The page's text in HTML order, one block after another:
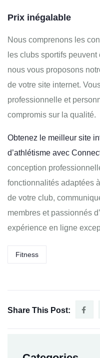
Prix inégalable
Nous comprenons les
les clubs sportifs peuvent
nous vous proposons
de votre site internet.
professionnelle et
compromis sur la qualité.
Obtenez le meilleur site
d’athlétisme avec
conception
fonctionnalités adaptées
de votre club,
membres et passionnés
expérience en ligne
Fitness
Share This Post: